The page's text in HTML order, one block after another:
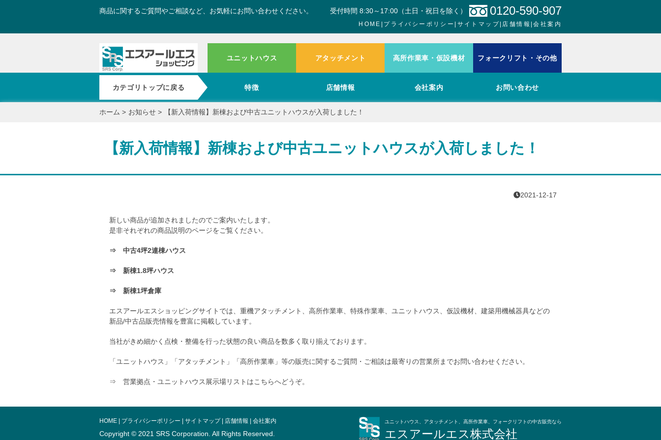
受付時間 8:30～17:00（土日・祝日を除く） 0120-590-907
商品に関するご質問やご相談など、お気軽にお問い合わせください。
HOME プライバシーポリシー サイトマップ 店舗情報 |会社案内
ユニットハウス アタッチメント 高所作業車・仮設機材 フォークリフト・その他
カテゴリトップに戻る 特徴 店舗情報 会社案内 お問い合わせ
ホーム > お知らせ > 【新入荷情報】新棟および中古ユニットハウスが入荷しました！
【新入荷情報】新棟および中古ユニットハウスが入荷しました！
2021-12-17
新しい商品が追加されましたのでご案内いたします。
是非それぞれの商品説明のページをご覧ください。
⇒ 中古4坪2連棟ハウス
⇒ 新棟1.8坪ハウス
⇒ 新棟1坪倉庫
エスアールエスショッピングサイトでは、重機アタッチメント、高所作業車、特殊作業車、ユニットハウス、仮設機材、建築用機械器具などの
新品/中古品販売情報を豊富に掲載しています。
当社がきめ細かく点検・整備を行った状態の良い商品を数多く取り揃えております。
「ユニットハウス」「アタッチメント」「高所作業車」等の販売に関するご質問・ご相談は最寄りの営業所までお問い合わせください。
⇒ 営業拠点・ユニットハウス展示場リストはこちらへどうぞ。
ユニットハウス、アタッチメント、高所作業車、フォークリフトの中古販売なら
エスアールエス株式会社
HOME プライバシーポリシー サイトマップ| 店舗情報 会社案内
Copyright © 2021 SRS Corporation. All Rights Reserved.